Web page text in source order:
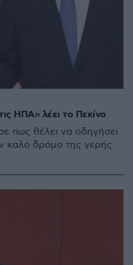
ΗΠΑ» λέει το Πεκίνο
πως θέλει να οδηγήσει
καλό δρόμο της γερής